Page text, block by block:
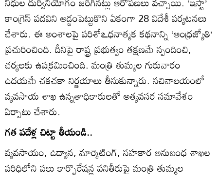
కాంగ్రెస్‌ పదవిని అడ్డంపెట్టుకొని ఏకంగా 28 విదేశీ పర్యటనలు
చేశారు. ఈ అంశాలపై పరిశోఽధనాత్మక కథనాన్ని ‘ఆంధ్రజ్యోతి’
ప్రచురించింది. దీనిపై రాష్ట్ర ప్రభుత్వం తక్షణమే స్పందించి,
చర్యలకు ఉపక్రమించింది. మంత్రి తుమ్మల గురువారం
ఉదయమే చకచకా నిర్ణయాలు తీసుకున్నారు. సచివాలయంలో
వ్యవసాయ శాఖ ఉన్నతాధికారులతో అత్యవసర సమావేశం
ఏర్పాటు చేశారు.
గత పదేళ్ల చిట్టా తీయండి..
వ్యవసాయం, ఉద్యాన, మార్కెటింగ్‌, సహకార అనుబంధ శాఖల
పరిధిలోని పలు కార్పొరేషన్ల పనితీరుపై మంత్రి తుమ్మల